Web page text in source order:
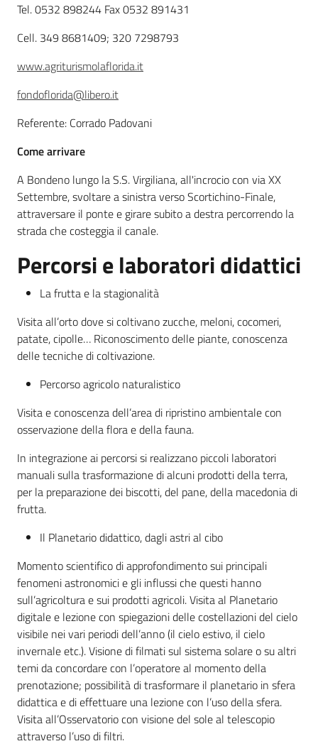
Leggi atti bandi
Piani programmi
progetti
Tel. 0532 898244 Fax 0532 891431
Cell. 349 8681409; 320 7298793
www.agriturismolaflorida.it
fondoflorida@libero.it
Referente: Corrado Padovani
Come arrivare
A Bondeno lungo la S.S. Virgiliana, all'incrocio con via XX
Settembre, svoltare a sinistra verso Scortichino-Finale,
attraversare il ponte e girare subito a destra percorrendo la
strada che costeggia il canale.
Percorsi e laboratori didattici
La frutta e la stagionalità
Visita all’orto dove si coltivano zucche, meloni, cocomeri,
patate, cipolle… Riconoscimento delle piante, conoscenza
delle tecniche di coltivazione.
Percorso agricolo naturalistico
Visita e conoscenza dell’area di ripristino ambientale con
osservazione della flora e della fauna.
In integrazione ai percorsi si realizzano piccoli laboratori
manuali sulla trasformazione di alcuni prodotti della terra,
per la preparazione dei biscotti, del pane, della macedonia di
frutta.
Il Planetario didattico, dagli astri al cibo
Momento scientifico di approfondimento sui principali
fenomeni astronomici e gli influssi che questi hanno
sull’agricoltura e sui prodotti agricoli. Visita al Planetario
digitale e lezione con spiegazioni delle costellazioni del cielo
visibile nei vari periodi dell’anno (il cielo estivo, il cielo
invernale etc.). Visione di filmati sul sistema solare o su altri
temi da concordare con l’operatore al momento della
prenotazione; possibilità di trasformare il planetario in sfera
didattica e di effettuare una lezione con l’uso della sfera.
Visita all’Osservatorio con visione del sole al telescopio
attraverso l’uso di filtri.